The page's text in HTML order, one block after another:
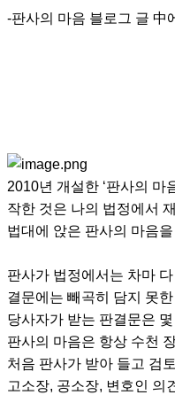
-판사의 마음 블로그 글 中
2010년 개설한 ‘판사의 마
작한 것은 나의 법정에서
법대에 앉은 판사의 마음
판사가 법정에서는 차마
결문에는 빼곡히 담지 못
당사자가 받는 판결문은
판사의 마음은 항상 수천
처음 판사가 받아 들고 검
고소장, 공소장, 변호인 의